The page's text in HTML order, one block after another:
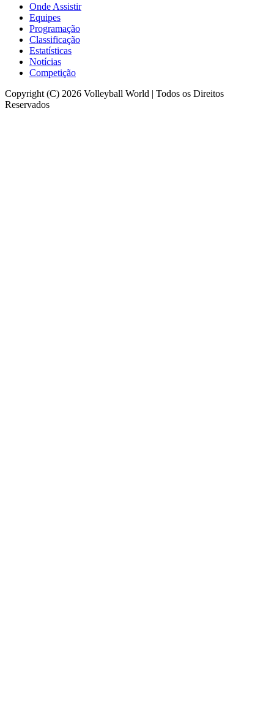
Onde Assistir
Equipes
Programação
Classificação
Estatísticas
Notícias
Competição
Copyright (C) 2026 Volleyball World | Todos os Direitos
Reservados